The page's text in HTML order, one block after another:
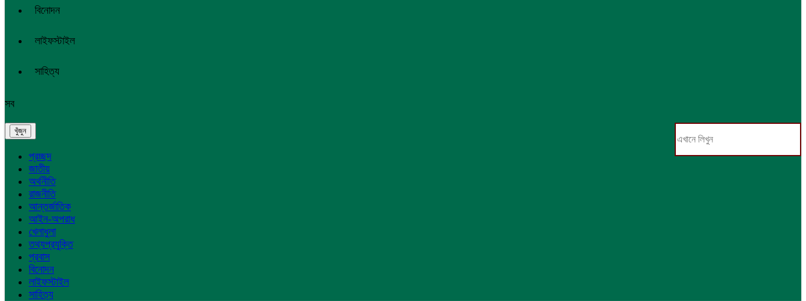
বিনোদন
লাইফস্টাইল
সাহিত্য
সব
প্রচ্ছদ
জাতীয়
অর্থনীতি
রাজনীতি
আন্তর্জাতিক
আইন-অপরাধ
খেলাধুলা
তথ্যপ্রযুক্তি
প্রবাস
বিনোদন
লাইফস্টাইল
সাহিত্য